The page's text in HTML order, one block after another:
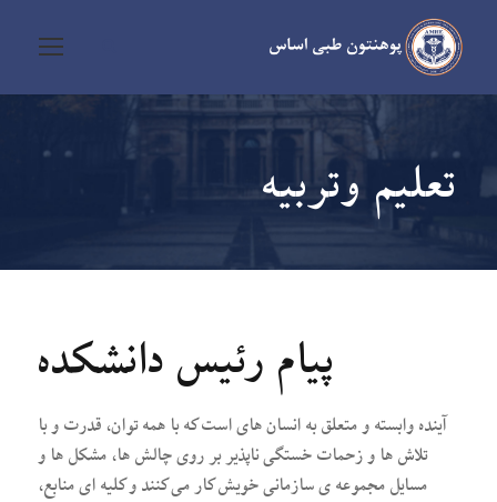
تعلیم وتربیه
پیام رئیس دانشکده
آینده وابسته و متعلق به انسان های است که با همه توان، قدرت و با
تلاش ها و زحمات خستگی ناپذیر بر روی چالش ها، مشکل ها و
مسایل مجموعه ی سازمانی خویش کار می کنند و کلیه ای منابع،